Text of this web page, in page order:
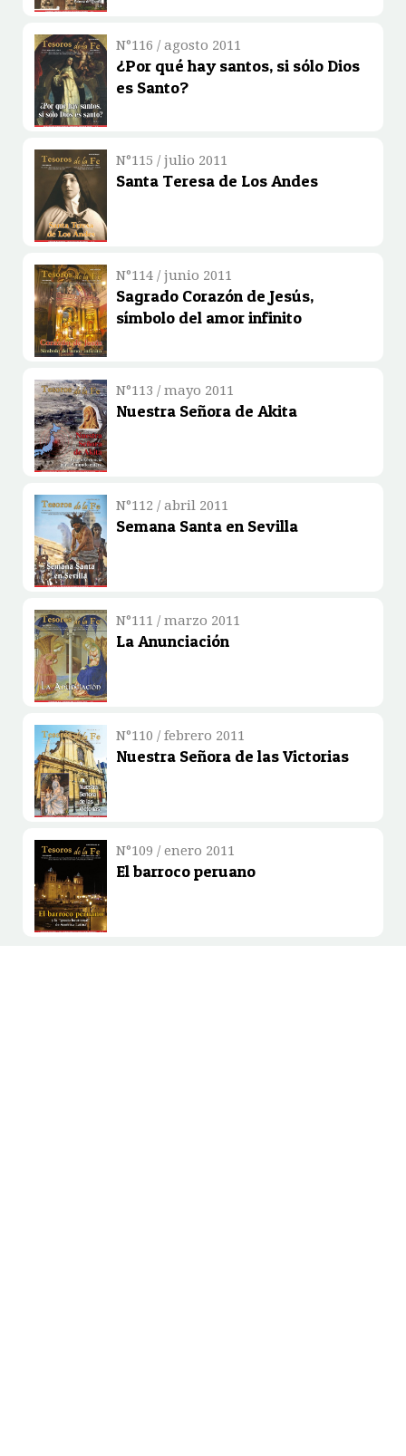
N°116 / agosto 2011
¿Por qué hay santos, si sólo Dios
es Santo?
N°115 / julio 2011
Santa Teresa de Los Andes
N°114 / junio 2011
Sagrado Corazón de Jesús,
símbolo del amor infinito
N°113 / mayo 2011
Nuestra Señora de Akita
N°112 / abril 2011
Semana Santa en Sevilla
N°111 / marzo 2011
La Anunciación
N°110 / febrero 2011
Nuestra Señora de las Victorias
N°109 / enero 2011
El barroco peruano